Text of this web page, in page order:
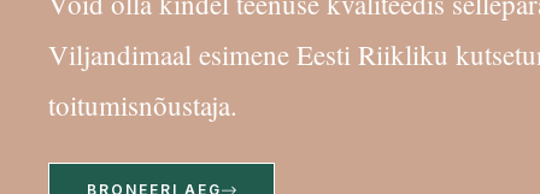
Viljandimaal esimene Eesti Riikliku
toitumisnõustaja.
BRONEERI AEG